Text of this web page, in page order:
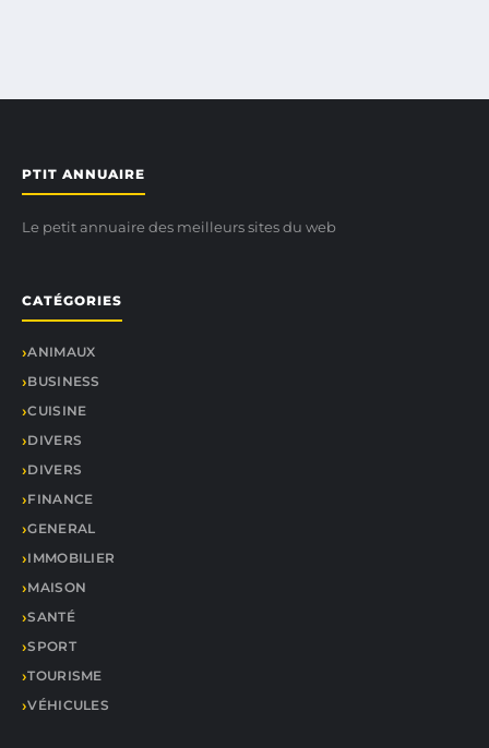
PTIT ANNUAIRE
Le petit annuaire des meilleurs sites du web
CATÉGORIES
ANIMAUX
BUSINESS
CUISINE
DIVERS
DIVERS
FINANCE
GENERAL
IMMOBILIER
MAISON
SANTÉ
SPORT
TOURISME
VÉHICULES